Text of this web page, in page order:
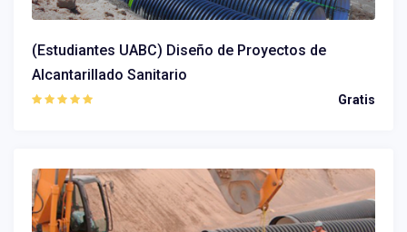
(Estudiantes UABC) Diseño de Proyectos de
Alcantarillado Sanitario
Gratis